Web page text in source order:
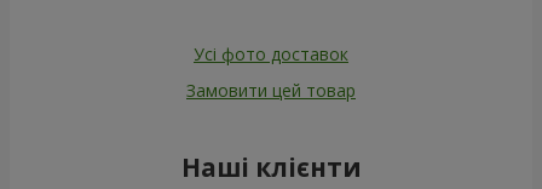
Усі фото доставок
Замовити цей товар
Наші клієнти